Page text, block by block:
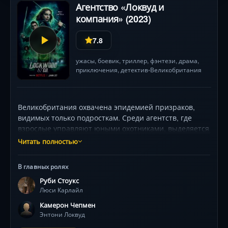
Агентство «Локвуд и
компания» (2023)
7.8
ужасы, боевик, триллер, фэнтези, драма,
приключения, детектив•Великобритания
Великобритания охвачена эпидемией призраков,
видимых только подросткам. Среди агентств, где
взрослые управляют юными охотниками, выделяется
независимая тройка: харизматичный фехтовальщик
Джордж Карим (Али Хаджи-Хешмати). Вооружившись
рапирами и солевыми бомбами, они берутся за
расследование таинственного артефакта, связанного
с истоками «Проблемы». Их ждут схватки с
разумными призраками, предательство
Читать полностью
В главных ролях
Руби Стоукс
Люси Карлайл
Камерон Чепмен
Энтони Локвуд